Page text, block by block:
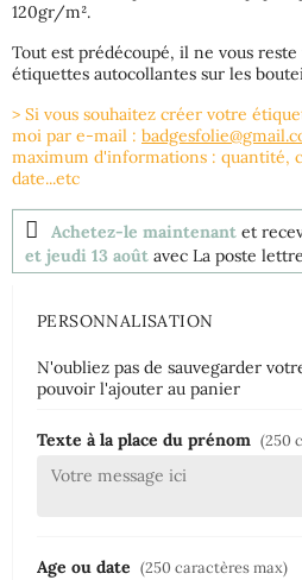
120gr/m².
Tout est prédécoupé, il ne vous
étiquettes autocollantes sur les
> Si vous souhaitez créer votre
moi par e-mail :
maximum d'informations : quantité,
date...etc
Achetez-le maintenant et
et jeudi 13 août avec La poste
PERSONNALISATION
N'oubliez pas de sauvegarder
pouvoir l'ajouter au panier
Texte à la place du prénom (250
Age ou date (250 caractères max)